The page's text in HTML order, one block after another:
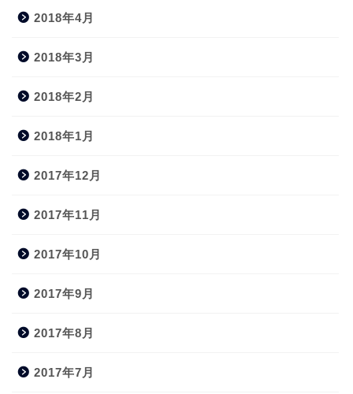
2018年4月
2018年3月
2018年2月
2018年1月
2017年12月
2017年11月
2017年10月
2017年9月
2017年8月
2017年7月